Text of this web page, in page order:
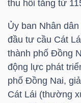
thu hồi tăng từ
Ủy ban Nhân
đầu tư cầu Cát
thành phố Đồng
động lực phát
phố Đồng Nai,
Cát Lái (thường
NGHIỆP
CỔ
PHIẾU